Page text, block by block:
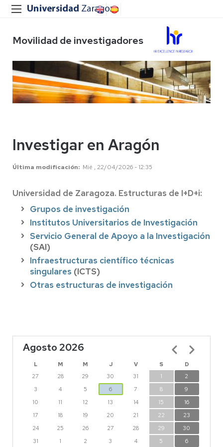
Movilidad de investigadores
Investigar en Aragón
Última modificación Mié , 22/04/2026 - 12:35
Universidad de Zaragoza. Estructuras de I+D+i:
Grupos de investigación
Institutos Universitarios de Investigación
Servicio General de Apoyo a la Investigación
(SAI)
Infraestructuras científico técnicas
singulares (ICTS)
Otras estructuras de investigación
Agosto 2026
L M M J V S
D
27
28 29 30 31 1
2
3
4 5 6 7 8
9
10
11 12 13 14 15
16
17
18 19 20 21 22
23
24
25 26 27 28 29
30
31
1 2 3 4 5 6
Paginación